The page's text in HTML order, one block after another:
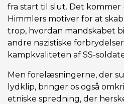
fra start til slut. Det kommer
Himmlers motiver for at
trop, hvordan mandskabet
andre nazistiske
kampkvaliteten af SS-
Men forelæsningerne, der
lydklip, bringer os også
etniske spredning, der